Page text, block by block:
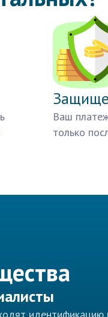
Ваш
только
идентификацию